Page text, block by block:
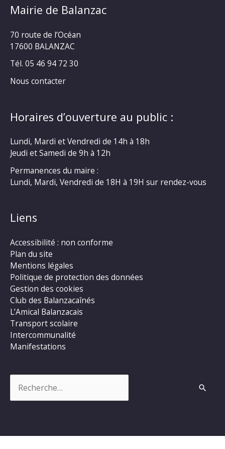
Mairie de Balanzac
70 route de l’Océan
17600 BALANZAC
Tél. 05 46 94 72 30
Nous contacter
Horaires d’ouverture au public :
Lundi, Mardi et Vendredi de 14h à 18h
Jeudi et Samedi de 9h à 12h
Permanences du maire :
Lundi, Mardi, Vendredi de 18H à 19H sur rendez-vous
Liens
Accessibilité : non conforme
Plan du site
Mentions légales
Politique de protection des données
Gestion des cookies
Club des Balanzacaînés
L’Amical Balanzacais
Transport scolaire
Intercommunalité
Manifestations